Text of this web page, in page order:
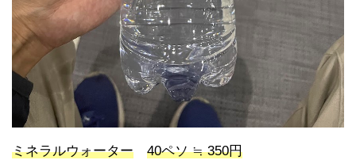
ミネラルウォーター 40ペソ ≒ 350円